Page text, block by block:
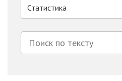
Статистика